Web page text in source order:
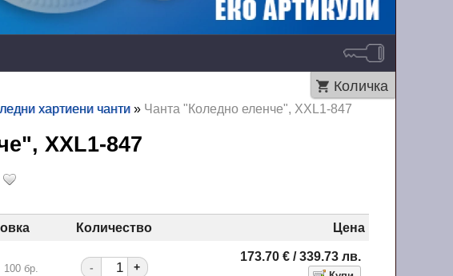
Количка
хартиени чанти » Чанта "Коледно еленче", XXL1-847
XXL1-847
Количество Цена
100 бр. - +
173.70€ / 339.73лв.